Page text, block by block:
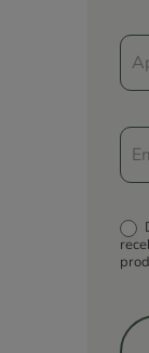
os